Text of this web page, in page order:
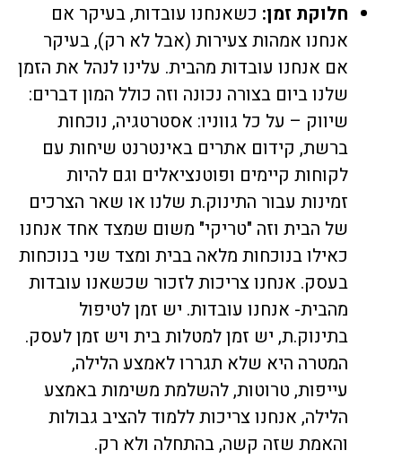
חלוקת זמן: כשאנחנו עובדות, בעיקר אם
אנחנו אמהות צעירות (אבל לא רק), בעיקר
אם אנחנו עובדות מהבית. עלינו לנהל את הזמן
שלנו ביום בצורה נכונה וזה כולל המון דברים:
שיווק – על כל גווניו: אסטרטגיה, נוכחות
ברשת, קידום אתרים באינטרנט שיחות עם
לקוחות קיימים ופוטנציאלים וגם להיות
זמינות עבור התינוק.ת שלנו או שאר הצרכים
של הבית וזה "טריקי" משום שמצד אחד אנחנו
כאילו בנוכחות מלאה בבית ומצד שני בנוכחות
בעסק. אנחנו צריכות לזכור שכשאנו עובדות
מהבית- אנחנו עובדות. יש זמן לטיפול
בתינוק.ת, יש זמן למטלות בית ויש זמן לעסק.
המטרה היא שלא תגררו לאמצע הלילה,
עייפות, טרוטות, להשלמת משימות באמצע
הלילה, אנחנו צריכות ללמוד להציב גבולות
והאמת שזה קשה, בהתחלה ולא רק.